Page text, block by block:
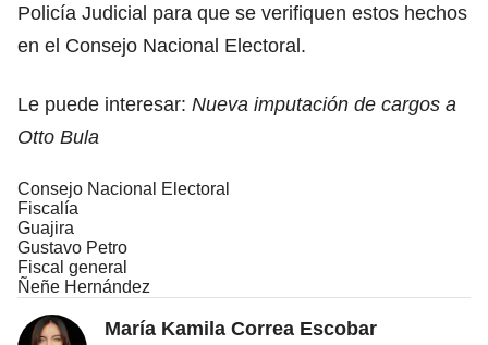
Policía Judicial para que se verifiquen estos hechos
en el Consejo Nacional Electoral.
Le puede interesar: Nueva imputación de cargos a
Otto Bula
Consejo Nacional Electoral
Fiscalía
Guajira
Gustavo Petro
Fiscal general
Ñeñe Hernández
María Kamila Correa Escobar